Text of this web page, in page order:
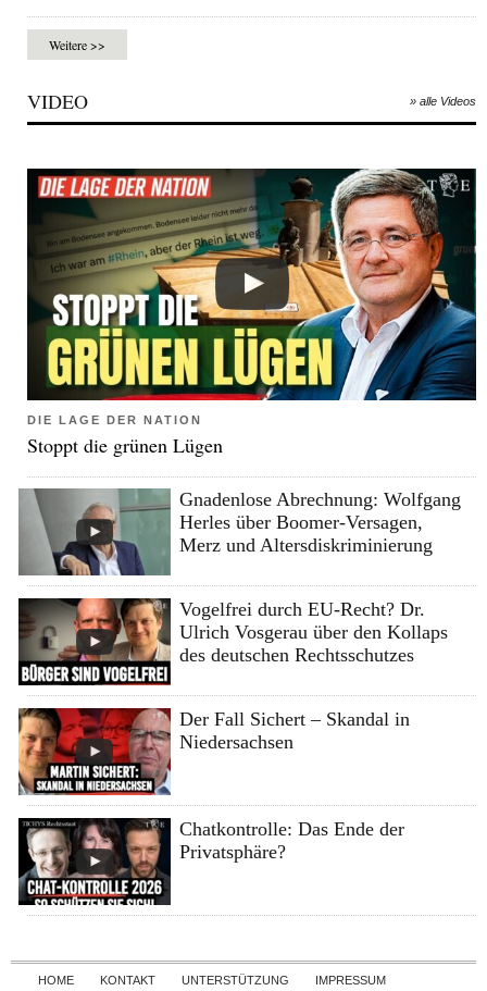
Weitere >>
VIDEO » alle Videos
DIE LAGE DER NATION
Stoppt die grünen Lügen
Gnadenlose Abrechnung: Wolfgang
Herles über Boomer-Versagen,
Merz und Altersdiskriminierung
Vogelfrei durch EU-Recht? Dr.
Ulrich Vosgerau über den Kollaps
des deutschen Rechtsschutzes
Der Fall Sichert – Skandal in
Niedersachsen
Chatkontrolle: Das Ende der
Privatsphäre?
Skip to content
HOME KONTAKT UNTERSTÜTZUNG IMPRESSUM